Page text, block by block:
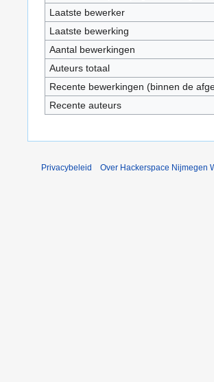
Laatste bewerker
Laatste bewerking
Aantal bewerkingen
Auteurs totaal
Recente bewerkingen (binnen de
Recente auteurs
Privacybeleid Over Hackerspace Nijmegen